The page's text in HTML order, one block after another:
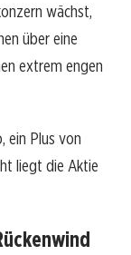
wächst,
über eine
extrem engen
ein Plus von
liegt die Aktie